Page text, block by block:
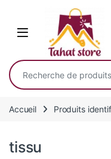
Recherche pour :
Accueil Produits
tissu